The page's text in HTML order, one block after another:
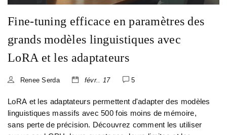
Fine-tuning efficace en paramètres des
grands modèles linguistiques avec
LoRA et les adaptateurs
Renee Serda févr.. 17 5
LoRA et les adaptateurs permettent d'adapter des modèles
linguistiques massifs avec 500 fois moins de mémoire,
sans perte de précision. Découvrez comment les utiliser